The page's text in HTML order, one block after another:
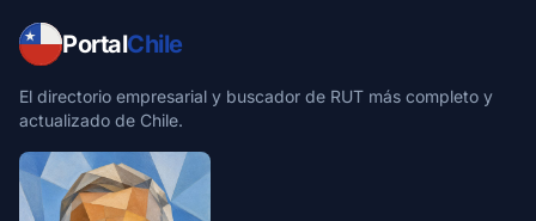
PortalChile
El directorio empresarial y buscador de RUT más completo y
actualizado de Chile.